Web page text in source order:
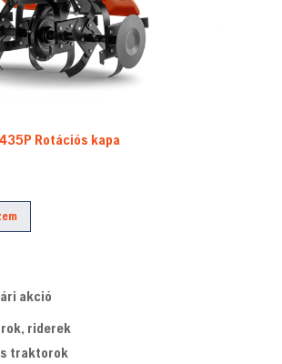
Rotációs kapa
akció
riderek
traktorok